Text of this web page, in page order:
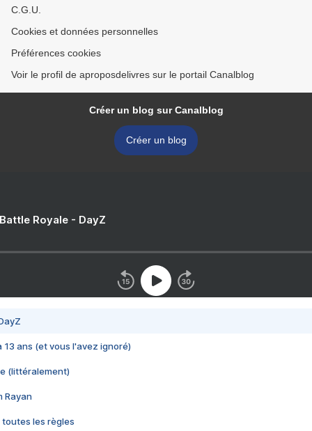
C.G.U.
Cookies et données personnelles
Préférences cookies
Voir le profil de aproposdelivres sur le portail Canalblog
Créer un blog sur Canalblog
Créer un blog
Royale - DayZ
13 ans (et vous l'avez ignoré)
(littéralement)
Rayan
toutes les règles